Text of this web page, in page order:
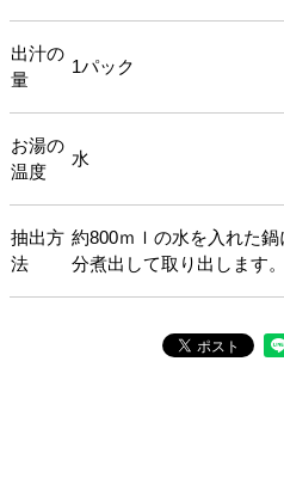
出汁の
量
1パック
お湯の
温度
水
抽出方
法
約800ｍｌの水を入れた
分煮出して取り出します。